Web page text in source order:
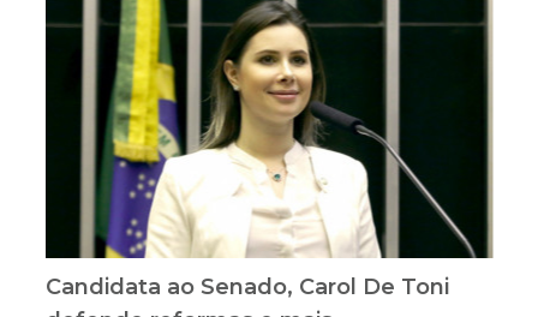
Candidata ao Senado, Carol De Toni